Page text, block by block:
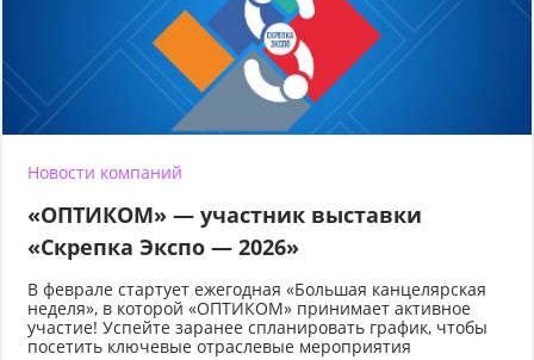
Новости компаний
«ОПТИКОМ» — участник выставки
«Скрепка Экспо — 2026»
В феврале стартует ежегодная «Большая канцелярская
неделя», в которой «ОПТИКОМ» принимает активное
участие! Успейте заранее спланировать график, чтобы
посетить ключевые отраслевые мероприятия